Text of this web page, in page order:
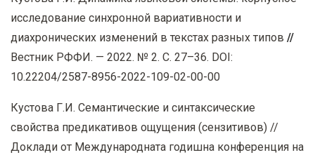
исследование синхронной вариативности и
диахронических изменений в текстах разных типов //
Вестник РФФИ. — 2022. № 2. С. 27–36. DOI:
10.22204/2587-8956-2022-109-02-00-00
Кустова Г.И. Семантические и синтаксические
свойства предикативов ощущения (сензитивов) //
Доклади от Международната годишна конференция на